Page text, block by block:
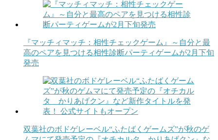
『マッチィマッチ：相性チェックゲーム』～自分と最
高のペアを見つける相性診断パーティゲームが2月下旬
発売
双葉社のボドゲレーベル“ふたばくゲームズ”が秋のゲ